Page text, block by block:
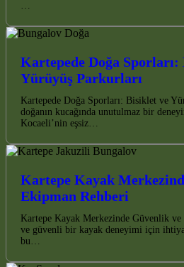
Kartepede Doğa
Yürüyüş Parkurları
Kartepede Doğa Sporları: Bisiklet ve
doğanın kucağında unutulmaz bir
Kocaeli’nin eşsiz…
Kartepe Kayak
Ekipman Rehberi
Kartepe Kayak Merkezinde Güvenlik
ve güvenli bir kayak deneyimi için
bu…